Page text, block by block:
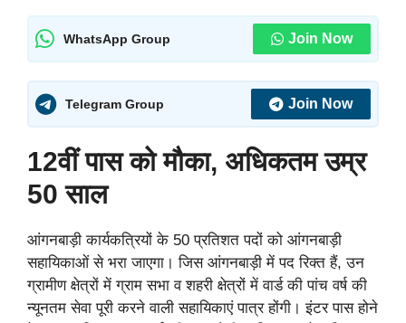
WhatsApp Group Join Now
Telegram Group Join Now
12वीं पास को मौका, अधिकतम उम्र
50 साल
आंगनबाड़ी कार्यकत्रियों के 50 प्रतिशत पदों को आंगनबाड़ी
सहायिकाओं से भरा जाएगा। जिस आंगनबाड़ी में पद रिक्त हैं, उन
ग्रामीण क्षेत्रों में ग्राम सभा व शहरी क्षेत्रों में वार्ड की पांच वर्ष की
न्यूनतम सेवा पूरी करने वाली सहायिकाएं पात्र होंगी। इंटर पास होने